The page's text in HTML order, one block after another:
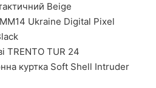
Beige
Ukraine Digital Pixel
TRENTO TUR 24
куртка Soft Shell Intruder